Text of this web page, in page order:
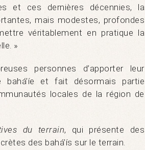
et ces dernières décennies, la
mais modestes, profondes
véritablement en pratique la
»
personnes d’apporter leur
et fait désormais partie
locales de la région de
du terrain, qui présente des
des bahá’ís sur le terrain.